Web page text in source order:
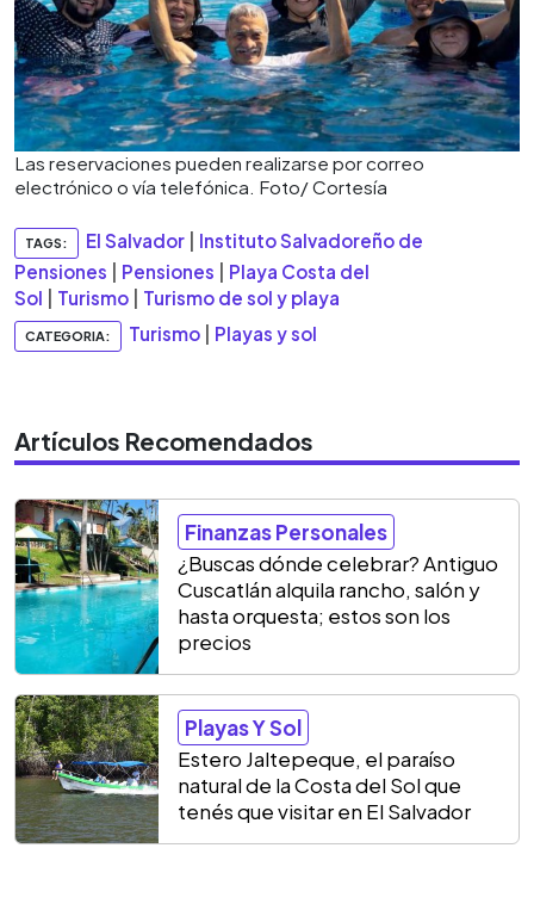
Las reservaciones pueden realizarse por correo
electrónico o vía telefónica. Foto/ Cortesía
TAGS: El Salvador
Instituto Salvadoreño de
Pensiones
Pensiones
Playa Costa del
Sol
Turismo Turismo de sol y playa
CATEGORIA: Turismo Playas y sol
Artículos Recomendados
Finanzas Personales
¿Buscas dónde celebrar? Antiguo
Cuscatlán alquila rancho, salón y
hasta orquesta; estos son los
precios
Playas Y Sol
Estero Jaltepeque, el paraíso
natural de la Costa del Sol que
tenés que visitar en El Salvador